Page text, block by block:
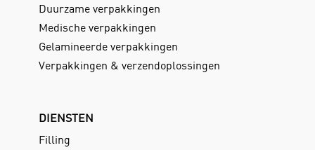
Duurzame verpakkingen
Medische verpakkingen
Gelamineerde verpakkingen
Verpakkingen & verzendoplossingen
DIENSTEN
Filling